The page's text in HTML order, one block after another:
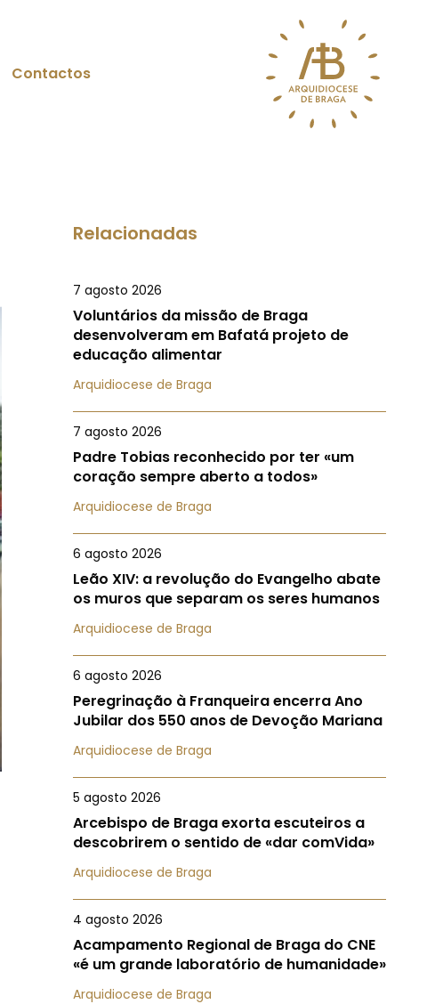
Contactos
Relacionadas
7 agosto 2026
Voluntários da missão de Braga
desenvolveram em Bafatá projeto de
educação alimentar
Arquidiocese de Braga
7 agosto 2026
Padre Tobias reconhecido por ter «um
coração sempre aberto a todos»
Arquidiocese de Braga
6 agosto 2026
Leão XIV: a revolução do Evangelho abate
os muros que separam os seres humanos
Arquidiocese de Braga
6 agosto 2026
Peregrinação à Franqueira encerra Ano
Jubilar dos 550 anos de Devoção Mariana
Arquidiocese de Braga
5 agosto 2026
Arcebispo de Braga exorta escuteiros a
descobrirem o sentido de «dar comVida»
Arquidiocese de Braga
4 agosto 2026
Acampamento Regional de Braga do CNE
«é um grande laboratório de humanidade»
Arquidiocese de Braga